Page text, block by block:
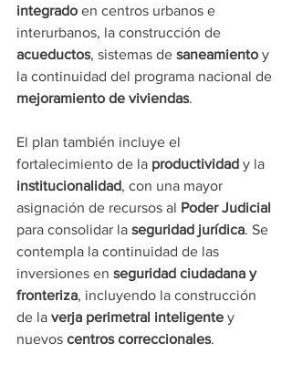
integrado en centros urbanos e
interurbanos, la construcción de
acueductos, sistemas de saneamiento y
la continuidad del programa nacional de
mejoramiento de viviendas.
El plan también incluye el
fortalecimiento de la productividad y la
institucionalidad, con una mayor
asignación de recursos al Poder Judicial
para consolidar la seguridad jurídica. Se
contempla la continuidad de las
inversiones en seguridad ciudadana y
fronteriza, incluyendo la construcción
de la verja perimetral inteligente y
nuevos centros correccionales.